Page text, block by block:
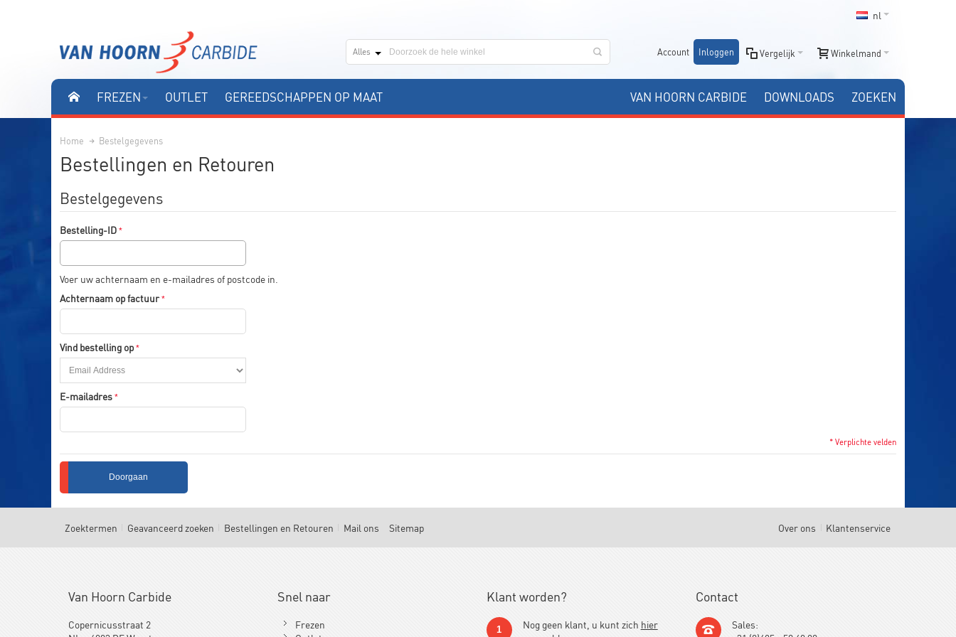
nl
Alles Winkelmand
Vergelijk
Account Inloggen
FREZEN OUTLET GEREEDSCHAPPEN OP MAAT ZOEKEN
DOWNLOADS
VAN HOORN CARBIDE
Home Bestelgegevens
Bestellingen en Retouren
Bestelgegevens
Bestelling-ID
Voer uw achternaam en e-mailadres of postcode in.
Achternaam op factuur
Vind bestelling op
E-mailadres
* Verplichte velden
Doorgaan
Zoektermen Geavanceerd zoeken Bestellingen en Retouren Mail ons Sitemap Over ons Klantenservice
Van Hoorn Carbide
Copernicusstraat 2
Snel naar
Frezen
Klant worden?
1 Nog geen klant, u kunt zich hier
Contact
Sales: